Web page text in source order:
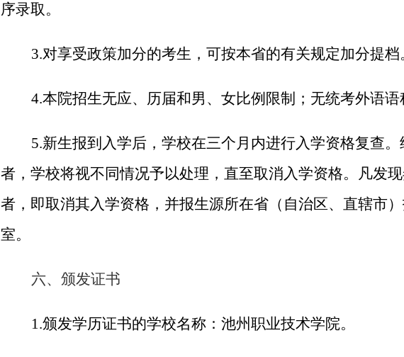
序录取。
3.对享受政策加分的考生，可按本省的有关规定加分提档
4.本院招生无应、历届和男、女比例限制；无统考外语语
5.新生报到入学后，学校在三个月内进行入学资格复查
者，学校将视不同情况予以处理，直至取消入学资格。凡发
者，即取消其入学资格，并报生源所在省（自治区、直辖市
室。
六、颁发证书
1.颁发学历证书的学校名称：池州职业技术学院。